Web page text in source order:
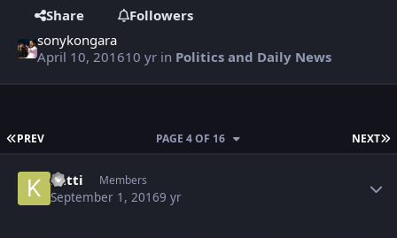
Share
Followers
sonykongara
April 10, 201610 yr in Politics and Daily News
FIRST PAGE
PREV NEXT
PAGE 4 OF 16
katti Members
September 1, 20169 yr